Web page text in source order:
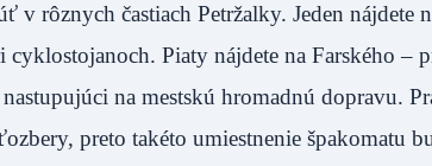
rôznych častiach Petržalky. Jeden nájdete
Piaty nájdete na Farského –
na mestskú hromadnú dopravu.
preto takéto umiestnenie špakomatu